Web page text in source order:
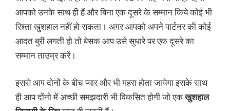
आपको उनके साथ ही हैं और बिना एक दूसरे के सम्मान किये कोई भी
रिश्ता खुशहाल नहीं हो सकता। अगर आपको अपने पार्टनर की कोई
आदत बुरी लगती हो तो बेसक आप उसे सुधारे पर एक दूसरे का
सम्मान ताउम्र करें।
इससे आप दोनों के बीच प्यार और भी गहरा होता जायेगा इसके साथ
ही आप दोंनो में अच्छी समझदारी भी विकसित होगी जो एकखुशहाल